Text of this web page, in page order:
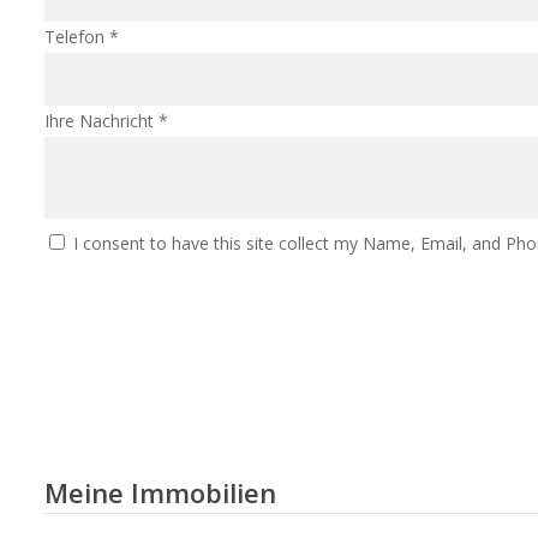
Telefon *
Ihre Nachricht *
I consent to have this site collect my Name, Email, and
Meine Immobilien